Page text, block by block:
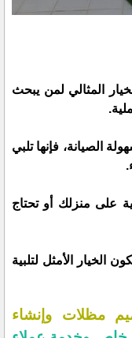
المثالي لمن يبحث
الصيانة، فإنها تلبي
على منزلك أو تحتاج
الأمثل لتلبية
مظلات وإنشاء